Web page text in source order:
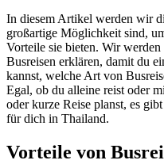
In diesem Artikel werden wir
großartige Möglichkeit sind,
Vorteile sie bieten. Wir
Busreisen erklären, damit du
kannst, welche Art von
Egal, ob du alleine reist oder
oder kurze Reise planst, es
für dich in Thailand.
Vorteile von